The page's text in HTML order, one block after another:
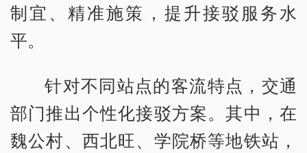
制宜、精准施策，提升接驳服务水
平。
针对不同站点的客流特点，交通
部门推出个性化接驳方案。其中，在
魏公村、西北旺、学院桥等地铁站，